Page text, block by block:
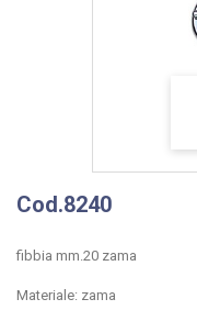
Cod.8240
fibbia mm.20 zama
Materiale: zama